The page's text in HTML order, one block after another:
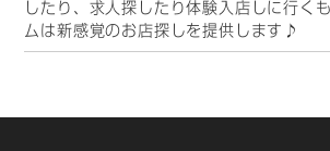
したり、求人探したり体験入店しに行く
ムは新感覚のお店探しを提供します♪